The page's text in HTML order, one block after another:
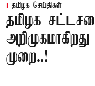
தமிழக செய்திகள்
தமிழக
முறை..!